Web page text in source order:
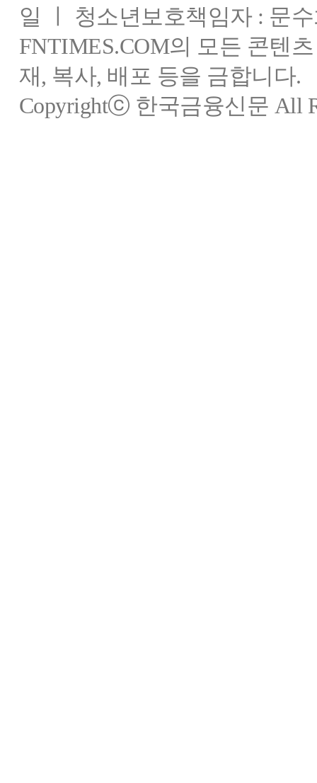
일 ㅣ 청소년보호책임자 : 문
FNTIMES.COM의 모든 콘텐
재, 복사, 배포 등을 금합니다.
Copyrightⓒ 한국금융신문 All